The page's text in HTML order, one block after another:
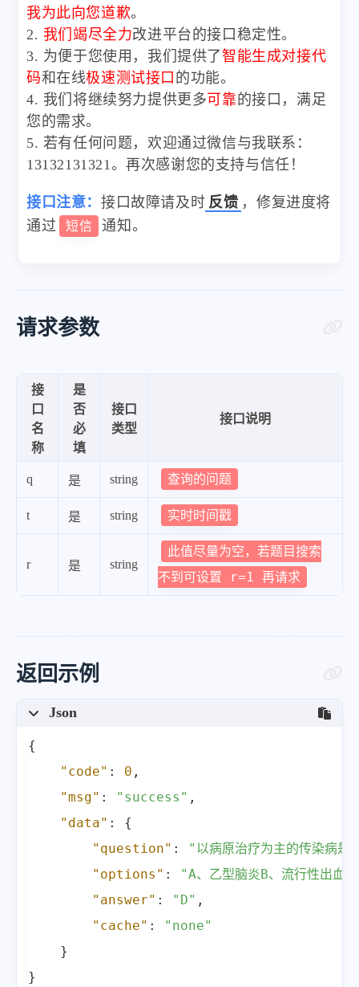
我为此向您道歉。
2. 我们竭尽全力改进平台的接口稳定性。
3. 为便于您使用，我们提供了智能生成对接代
码和在线极速测试接口 的功能。
4. 我们将继续努力提供更多可靠的接口，满足
您的需求。
5. 若有任何问题，欢迎通过微信与我联系：
13132131321。再次感谢您的支持与信任！
接口注意： 接口故障请及时 反馈 ，修复进度将
通过
短信 通知。
请求参数
接
口
名
称
是
否
必
填
接口
类型
接口说明
q 是 string 查询的问题
t 是 string 实时时间戳
r 是 string
此值尽量为空，若题目搜索
不到可设置 r=1 再请求
返回示例
Json
{
"code" : 0 ,
"msg" : "success" ,
"data" :
{
"question" :
"以病原治疗为主的传染
"options" :
"A、乙型脑炎B、流行性出血
"answer" : "D" ,
"cache" :
"none"
}
}